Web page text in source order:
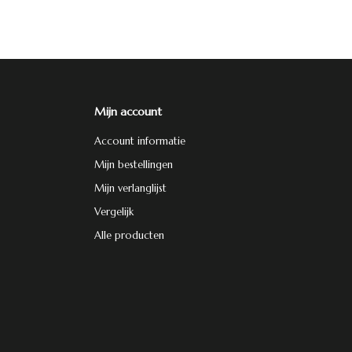
Mijn account
Account informatie
Mijn bestellingen
Mijn verlanglijst
Vergelijk
Alle producten